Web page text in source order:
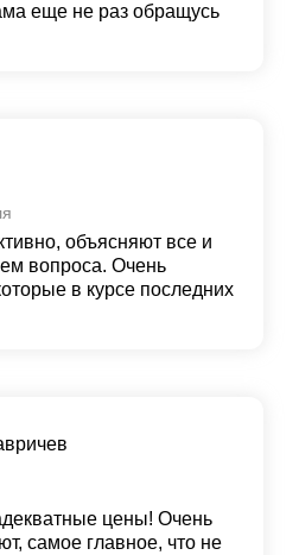
еще не раз обращусь
объясняют все и
вопроса. Очень
в курсе последних
цены! Очень
самое главное, что не